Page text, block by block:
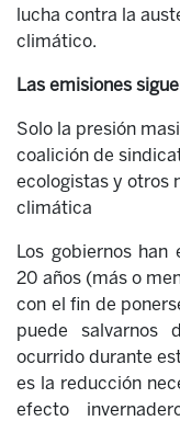
lucha contra la
climático.
Las emisiones
Solo la presión
coalición de
ecologistas y otros
climática
Los gobiernos han
20 años (más o
con el fin de
puede
ocurrido durante
es la reducción
efecto